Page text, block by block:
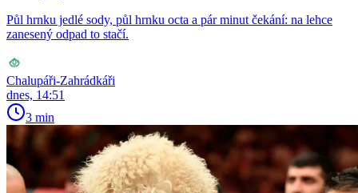
Půl hrnku jedlé sody, půl hrnku octa a pár minut čekání: na lehce
zanesený odpad to stačí.
Chalupáři-Zahrádkáři
dnes, 14:51
3 min